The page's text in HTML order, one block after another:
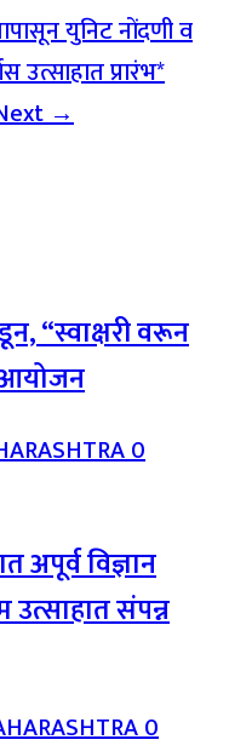
युनिट नोंदणी व
उत्साहात प्रारंभ*
→
“स्वाक्षरी वरून
आयोजन
0
अपूर्व विज्ञान
संपन्न
0